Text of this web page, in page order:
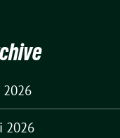
2026
2026